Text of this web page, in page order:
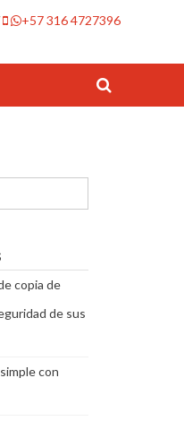
+57 316 4727396
copia de
de sus
con